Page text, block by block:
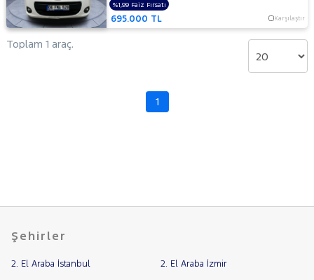
BMC
BMW
HONDA
HYUNDAI
Şehir
695.000 TL Karşılaştır
%1,99 Faiz Fırsatı
Toplam 1 araç.
1
Şehirler
2. El Araba İstanbul 2. El Araba İzmir